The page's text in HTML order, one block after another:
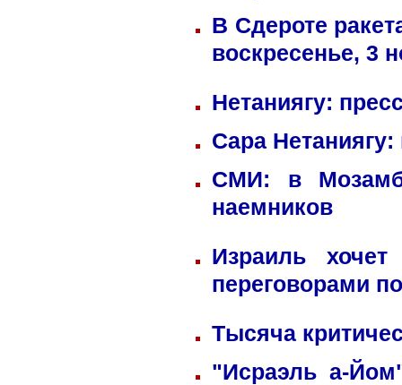
В Сдероте
воскресенье, 3
Нетаниягу:
Сара
СМИ: в
наемников
Израиль
переговорами
Тысяча
"Исраэль а-